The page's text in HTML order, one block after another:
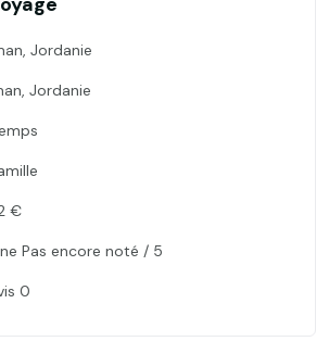
Jordanie
Jordanie
€
Pas encore noté / 5
0